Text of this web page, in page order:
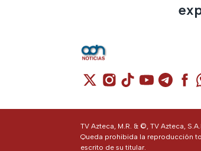
Cuenta de X / Twitter
Cuenta deCuenta de
Cuenta de
TV Azteca, M.R. & ©, TV Azteca,
Queda prohibida la reproducción
escrito de su titular.